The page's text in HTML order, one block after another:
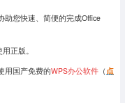
助您快速、简便的完成Office
正版。
用国产免费的WPS办公软件 （ 点